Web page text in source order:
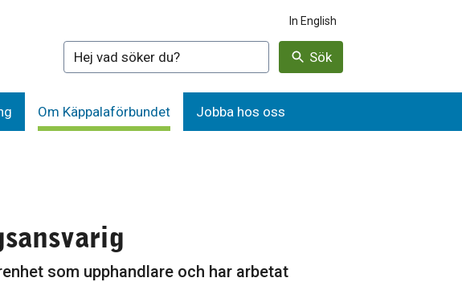
In English
Sök på denna webbplatsen Sök
Om Käppalaförbundet Jobba hos oss
som upphandlare och har arbetat